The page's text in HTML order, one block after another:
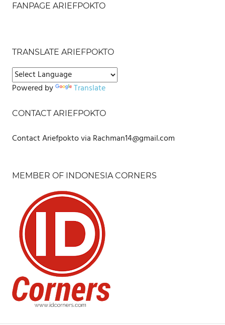
FANPAGE ARIEFPOKTO
TRANSLATE ARIEFPOKTO
Powered by Translate
CONTACT ARIEFPOKTO
Contact Ariefpokto via Rachman14@gmail.com
MEMBER OF INDONESIA CORNERS